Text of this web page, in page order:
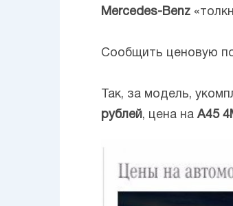
Mercedes-Benz
Сообщить ценовую
Так, за модель,
рублей, цена на A45